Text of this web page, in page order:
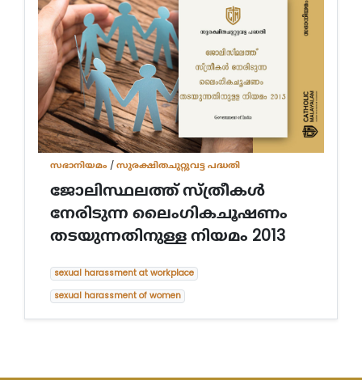
സഭാനിയമം /സുരക്ഷിതചുറ്റുവട്ട പദ്ധതി
ജോലിസ്ഥലത്ത് സ്ത്രീകള്‍
നേരിടുന്ന ലൈംഗികചൂഷണം
തടയുന്നതിനുള്ള നിയമം 2013
sexual harassment at workplace
sexual harassment of women